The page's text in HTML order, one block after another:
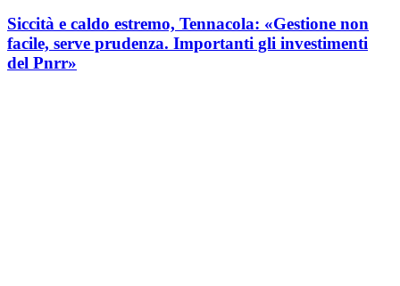
Siccità e caldo estremo, Tennacola: «Gestione non
facile, serve prudenza. Importanti gli investimenti
del Pnrr»